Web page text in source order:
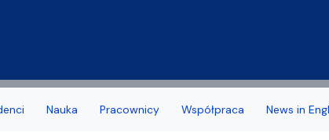
Nauka Pracownicy Współpraca News in